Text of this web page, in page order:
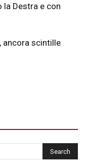
la Destra e con
ancora scintille